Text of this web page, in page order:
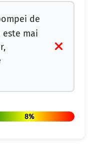
de
este mai
8%